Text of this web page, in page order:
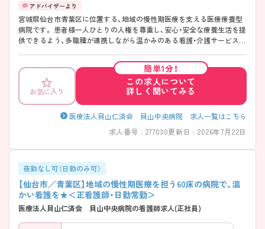
宮城県仙台市青葉区に位置する、地域の慢性期医療を支える医療療養型
病院です。 患者様一人ひとりの人権を尊重し、安心・安全な療養生活を提
供できるよう、多職種が連携しながら温かみのある看護・介護サービスの
ており、チームワークを大切にした働きやすい環境が魅力です。 社会保
険完備など福利厚生も整っており、地域医療に貢献しながら長くご活躍
いただけます！ 詳細等お気軽にアドバイザーにお問い合わせください♪
お気に入り
簡単1分！
この求人について
詳しく聞いてみる
医療法人貝山仁済会 貝山中央病院 求人一覧はこちら
求人番号 : 277030更新日 : 2026年7月22日
夜勤なし可（日勤のみ可）
【仙台市／青葉区】地域の慢性期医療を担う60床の病院で、温
かい看護を★＜正看護師・日勤常勤＞
医療法人貝山仁済会 貝山中央病院の看護師求人(正社員)